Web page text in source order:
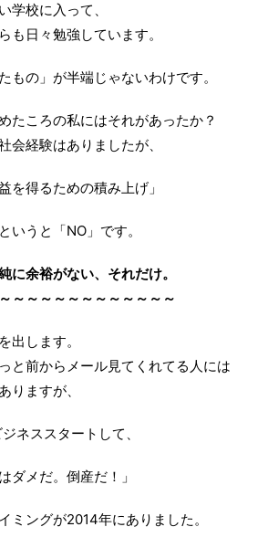
学校に入って、
も日々勉強しています。
もの」が半端じゃないわけです。
たころの私にはそれがあったか？
会経験はありましたが、
を得るための積み上げ」
いうと「NO」です。
に余裕がない、それだけ。
～～～～～～～～～～～～
出します。
と前からメール見てくれてる人には
りますが、
ネススタートして、
ダメだ。倒産だ！」
ミングが2014年にありました。